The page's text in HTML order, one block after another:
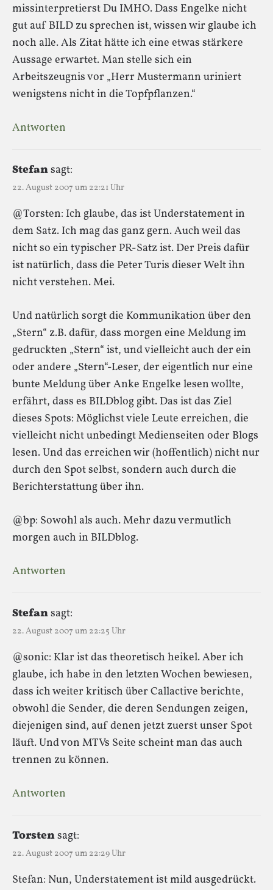
missinterpretierst Du IMHO. Dass Engelke nicht
gut auf BILD zu sprechen ist, wissen wir glaube ich
noch alle. Als Zitat hätte ich eine etwas stärkere
Aussage erwartet. Man stelle sich ein
Arbeitszeugnis vor „Herr Mustermann uriniert
wenigstens nicht in die Topfpflanzen.“
Antworten
Stefansagt:
22. August 2007 um 22:21 Uhr
@Torsten: Ich glaube, das ist Understatement in
dem Satz. Ich mag das ganz gern. Auch weil das
nicht so ein typischer PR-Satz ist. Der Preis dafür
ist natürlich, dass die Peter Turis dieser Welt ihn
nicht verstehen. Mei.
Und natürlich sorgt die Kommunikation über den
„Stern“ z.B. dafür, dass morgen eine Meldung im
gedruckten „Stern“ ist, und vielleicht auch der ein
oder andere „Stern“-Leser, der eigentlich nur eine
bunte Meldung über Anke Engelke lesen wollte,
erfährt, dass es BILDblog gibt. Das ist das Ziel
dieses Spots: Möglichst viele Leute erreichen, die
vielleicht nicht unbedingt Medienseiten oder Blogs
lesen. Und das erreichen wir (hoffentlich) nicht nur
durch den Spot selbst, sondern auch durch die
Berichterstattung über ihn.
@bp: Sowohl als auch. Mehr dazu vermutlich
morgen auch in BILDblog.
Antworten
Stefansagt:
22. August 2007 um 22:25 Uhr
@sonic: Klar ist das theoretisch heikel. Aber ich
glaube, ich habe in den letzten Wochen bewiesen,
dass ich weiter kritisch über Callactive berichte,
obwohl die Sender, die deren Sendungen zeigen,
diejenigen sind, auf denen jetzt zuerst unser Spot
läuft. Und von MTVs Seite scheint man das auch
trennen zu können.
Antworten
Torstensagt:
22. August 2007 um 22:29 Uhr
Stefan: Nun, Understatement ist mild ausgedrückt.